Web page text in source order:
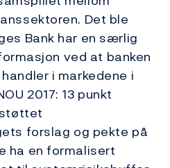
Det ble
Bank har en særlig
ved at banken
i markedene i
2017: 13 punkt
støttet
forslag og pekte på
ha en formalisert